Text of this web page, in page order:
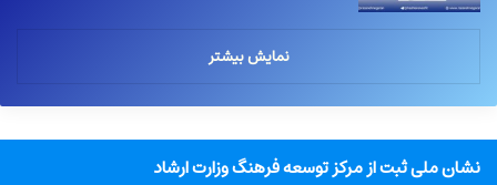
نمایش بیشتر
نشان ملی ثبت از مرکز توسعه فرهنگ وزارت ارشاد